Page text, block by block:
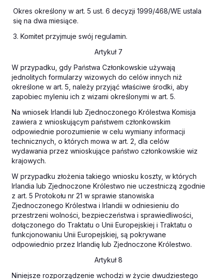
Okres określony w art. 5 ust. 6 decyzji 1999/468/WE ustala
się na dwa miesiące.
3. Komitet przyjmuje swój regulamin.
Artykuł 7
W przypadku, gdy Państwa Członkowskie używają
jednolitych formularzy wizowych do celów innych niż
określone w art. 5, należy przyjąć właściwe środki, aby
zapobiec myleniu ich z wizami określonymi w art. 5.
Na wniosek Irlandii lub Zjednoczonego Królestwa Komisja
zawiera z wnioskującym państwem członkowskim
odpowiednie porozumienie w celu wymiany informacji
technicznych, o których mowa w art. 2, dla celów
wydawania przez wnioskujące państwo członkowskie wiz
krajowych.
W przypadku złożenia takiego wniosku koszty, w których
Irlandia lub Zjednoczone Królestwo nie uczestniczą zgodnie
z art. 5 Protokołu nr 21 w sprawie stanowiska
Zjednoczonego Królestwa i Irlandii w odniesieniu do
przestrzeni wolności, bezpieczeństwa i sprawiedliwości,
dołączonego do Traktatu o Unii Europejskiej i Traktatu o
funkcjonowaniu Unii Europejskiej, są pokrywane
odpowiednio przez Irlandię lub Zjednoczone Królestwo.
Artykuł 8
Niniejsze rozporządzenie wchodzi w życie dwudziestego